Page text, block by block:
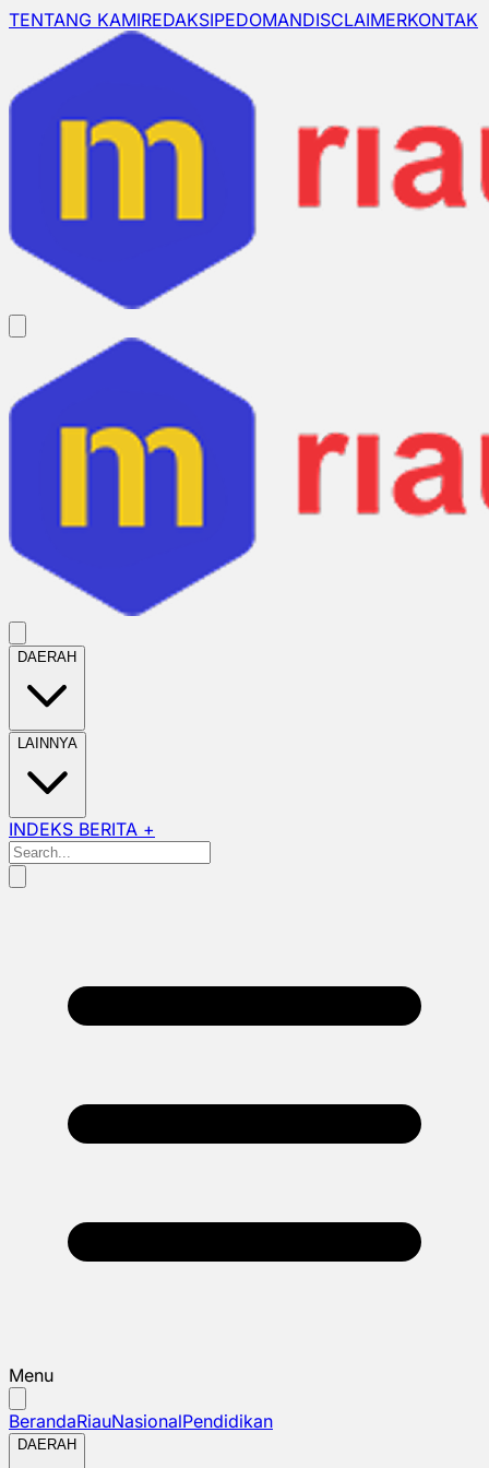
TENTANG KAMIREDAKSIPEDOMANDISCLAIMERKONTAK
DAERAH
LAINNYA
INDEKS BERITA +
Menu
BerandaRiauNasionalPendidikan
DAERAH